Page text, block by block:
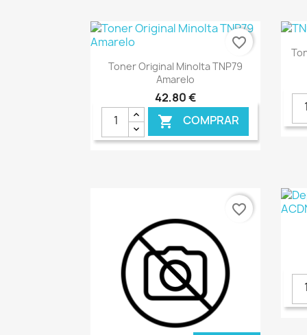
Ver+
Toner Original Minolta TNP79
Amarelo
42,80 €
 COMPRAR
favorite_border
favorite_border